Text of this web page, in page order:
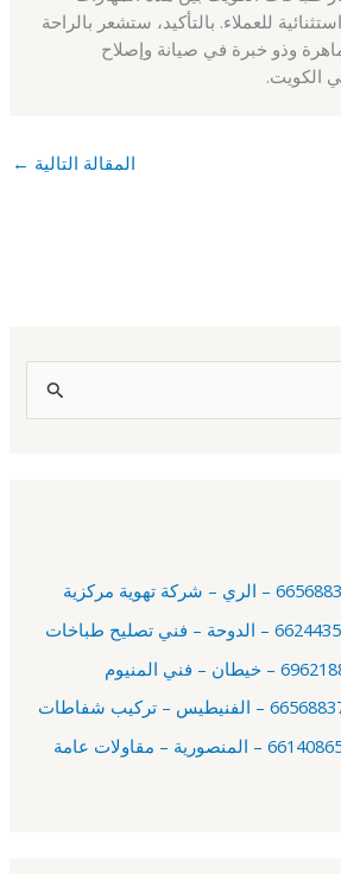
للعملاء. بالتأكيد، ستشعر بالراحة
ماهرة وذو خبرة في صيانة وإصلاح
الكويت.
المقالة التالية ←
مقاولات عامة الكويت 66140865 – المنصورية – مقاولات عامة